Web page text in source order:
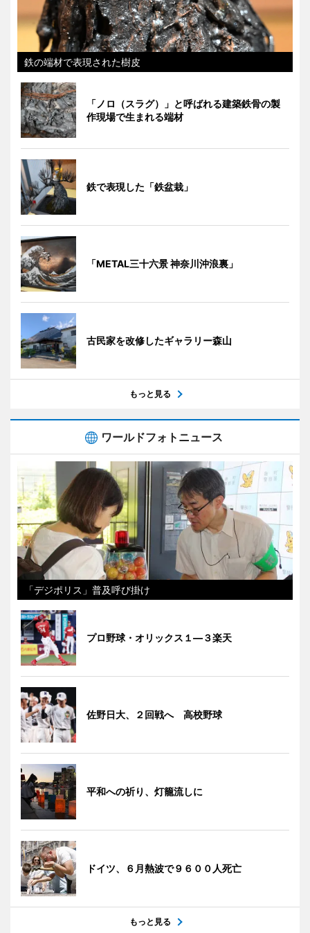
鉄の端材で表現された樹皮
「ノロ（スラグ）」と呼ばれる建築鉄骨の製
作現場で生まれる端材
鉄で表現した「鉄盆栽」
「METAL三十六景 神奈川沖浪裏」
古民家を改修したギャラリー森山
もっと見る
ワールドフォトニュース
「デジポリス」普及呼び掛け
プロ野球・オリックス１―３楽天
佐野日大、２回戦へ 高校野球
平和への祈り、灯籠流しに
ドイツ、６月熱波で９６００人死亡
もっと見る